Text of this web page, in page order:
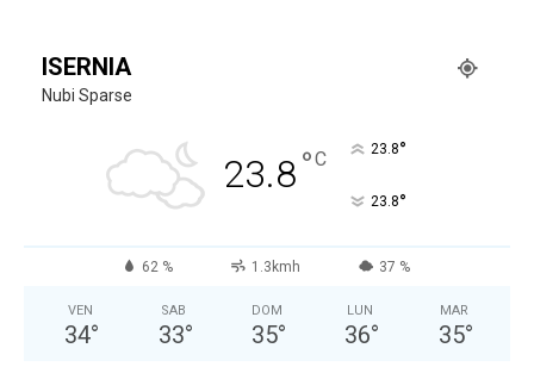
ISERNIA
Nubi Sparse
23.8°C 23.8°
23.8°
62 % 1.3kmh 37 %
VEN
34°
SAB
33°
DOM
35°
LUN
36°
MAR
35°